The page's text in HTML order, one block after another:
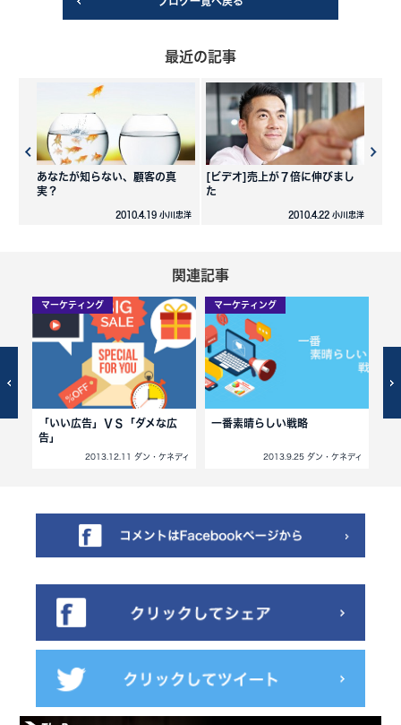
最近の記事
あなたが知らない、顧客の真
実？
2010.4.19 小川忠洋
[ビデオ]売上が７倍に伸びまし
た
2010.4.22 小川忠洋
関連記事
マーケティング
「いい広告」ＶＳ「ダメな広
告」
2013.12.11 ダン・ケネディ
マーケティング
一番素晴らしい戦略
2013.9.25 ダン・ケネディ